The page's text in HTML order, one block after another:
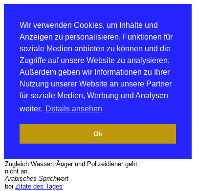
Wir verwenden Cookies, um Inhalte und
Anzeigen zu personalisieren, Funktionen für
soziale Medien anbieten zu können und die
Zugriffe auf unsere Website zu analysieren.
Außerdem geben wir Informationen zu Ihrer
Nutzung unserer Website an unsere Partner
für soziale Medien, Werbung und Analysen
weiter. Details ansehen
Ok
Zugleich WassertrÃ¤ger und Polizeidiener geht
nicht an.
Arabisches Sprichwort
bei Zitate des Tages